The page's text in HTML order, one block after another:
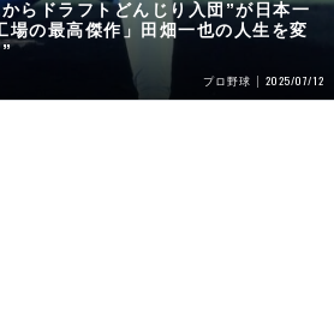
らドラフトどんじり入団”が日本一
の最高傑作」田畑一也の人生を変
プロ野球 2025/07/12